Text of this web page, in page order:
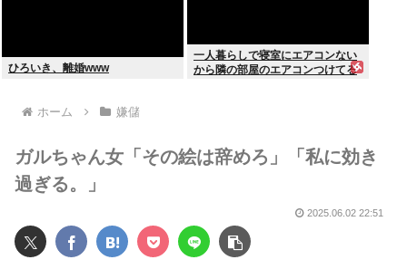
ひろいき、離婚www
一人暮らしで寝室にエアコンない
から隣の部屋のエアコンつけてる
ホーム 嫌儲
ガルちゃん女「その絵は辞めろ」「私に効き
過ぎる。」
2025.06.02 22:51